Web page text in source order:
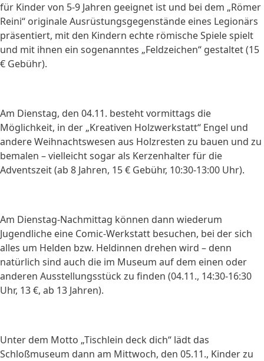
für Kinder von 5-9 Jahren geeignet ist und bei dem „Römer
Reini“ originale Ausrüstungsgegenstände eines Legionärs
präsentiert, mit den Kindern echte römische Spiele spielt
und mit ihnen ein sogenanntes „Feldzeichen“ gestaltet (15
€ Gebühr).
Am Dienstag, den 04.11. besteht vormittags die
Möglichkeit, in der „Kreativen Holzwerkstatt“ Engel und
andere Weihnachtswesen aus Holzresten zu bauen und zu
bemalen – vielleicht sogar als Kerzenhalter für die
Adventszeit (ab 8 Jahren, 15 € Gebühr, 10:30-13:00 Uhr).
Am Dienstag-Nachmittag können dann wiederum
Jugendliche eine Comic-Werkstatt besuchen, bei der sich
alles um Helden bzw. Heldinnen drehen wird – denn
natürlich sind auch die im Museum auf dem einen oder
anderen Ausstellungsstück zu finden (04.11., 14:30-16:30
Uhr, 13 €, ab 13 Jahren).
Unter dem Motto „Tischlein deck dich“ lädt das
Schloßmuseum dann am Mittwoch, den 05.11., Kinder zu